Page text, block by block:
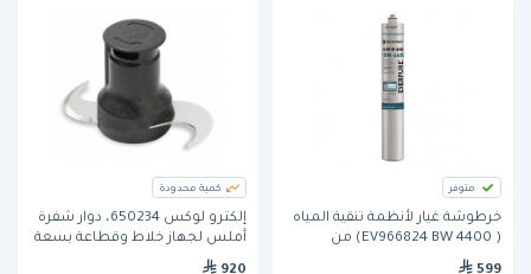
متوفر
خرطوشة غيار لأنظمة تنقية المياه
( EV966824 BW 4400) من
ايفربيور
599
كمية محدودة
إلكترو لوكس 650234، دوار شفرة
أملس لجهاز خلاط وقطاعة بسعة
920